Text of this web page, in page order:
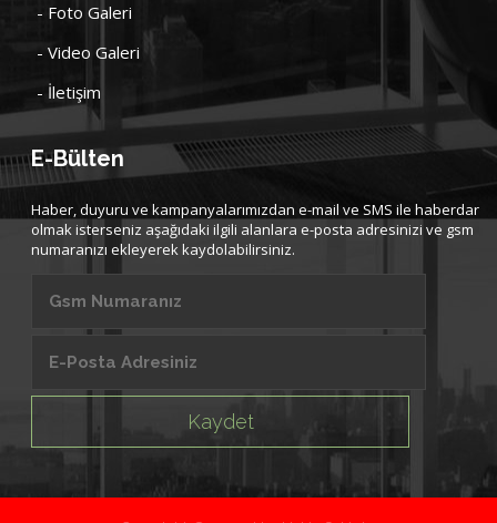
- Foto Galeri
- Video Galeri
- İletişim
E-Bülten
Haber, duyuru ve kampanyalarımızdan e-mail ve SMS ile haberdar
olmak isterseniz aşağıdaki ilgili alanlara e-posta adresinizi ve gsm
numaranızı ekleyerek kaydolabilirsiniz.
Kaydet